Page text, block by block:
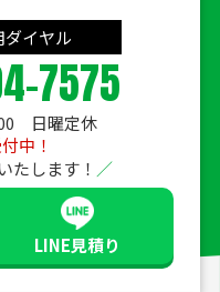
ダイヤル
7575
日曜定休
中！
たします！
LINE見積り